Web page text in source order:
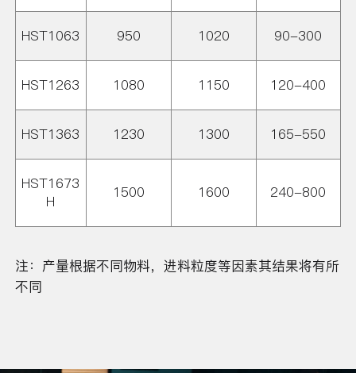
HST1063 950 1020 90-300
HST1263 1080 1150 120-400
HST1363 1230 1300 165-550
HST1673
H
1500 1600 240-800
注：产量根据不同物料，进料粒度等因素其结果将有所
不同